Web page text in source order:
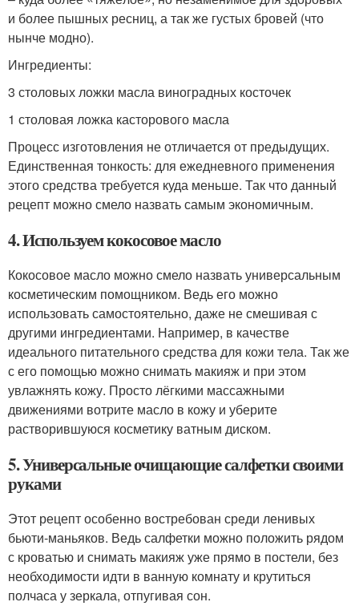
и более пышных ресниц, а так же густых бровей (что
нынче модно).
Ингредиенты:
3 столовых ложки масла виноградных косточек
1 столовая ложка касторового масла
Процесс изготовления не отличается от предыдущих.
Единственная тонкость: для ежедневного применения
этого средства требуется куда меньше. Так что данный
рецепт можно смело назвать самым экономичным.
4. Используем кокосовое масло
Кокосовое масло можно смело назвать универсальным
косметическим помощником. Ведь его можно
использовать самостоятельно, даже не смешивая с
другими ингредиентами. Например, в качестве
идеального питательного средства для кожи тела. Так же
с его помощью можно снимать макияж и при этом
увлажнять кожу. Просто лёгкими массажными
движениями вотрите масло в кожу и уберите
растворившуюся косметику ватным диском.
5. Универсальные очищающие салфетки своими
руками
Этот рецепт особенно востребован среди ленивых
бьюти-маньяков. Ведь салфетки можно положить рядом
с кроватью и снимать макияж уже прямо в постели, без
необходимости идти в ванную комнату и крутиться
полчаса у зеркала, отпугивая сон.